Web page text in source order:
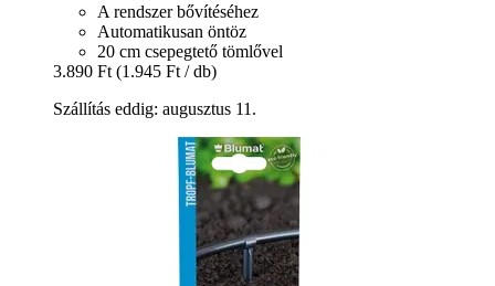
A rendszer bővítéséhez
Automatikusan öntöz
20 cm csepegtető tömlővel
3.890 Ft (1.945 Ft / db)
Szállítás eddig: augusztus 11.